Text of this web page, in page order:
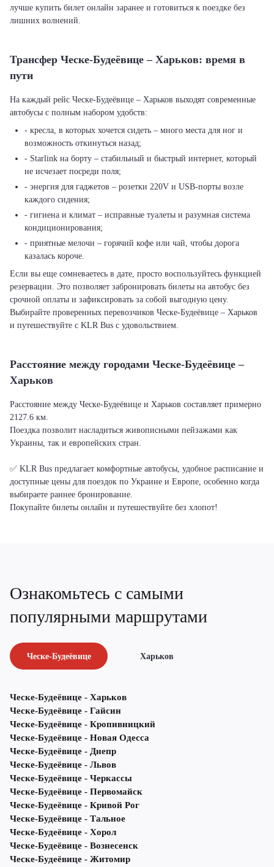
лучше купить билет онлайн заранее и готовиться к поездке без
лишних волнений.
Трансфер Ческе-Будеёвице – Харьков: время в
пути
На каждый рейс Ческе-Будеёвице – Харьков выходят современные
автобусы с полным набором удобств:
- кресла, в которых хочется сидеть – много места для ног и
возможность откинуться назад;
- Starlink на борту – стабильный и быстрый интернет, который
не исчезает посреди поля;
- энергия для гаджетов – розетки 220V и USB-порты возле
каждого сидения;
- гигиена и климат – исправные туалеты и разумная система
кондиционирования;
- приятные мелочи – горячий кофе или чай, чтобы дорога
казалась короче.
Если вы еще сомневаетесь в дате, просто воспользуйтесь функцией
резервации. Это позволяет забронировать билеты на автобус без
срочной оплаты и зафиксировать за собой выгодную цену.
Выбирайте проверенных перевозчиков Ческе-Будеёвице – Харьков
и путешествуйте с KLR Bus с удовольствием.
Расстояние между городами Ческе-Будеёвице –
Харьков
Расстояние между Ческе-Будеёвице и Харьков составляет примерно
2127.6 км.
Поездка позволит насладиться живописными пейзажами как
Украины, так и европейских стран.
✅ KLR Bus предлагает комфортные автобусы, удобное расписание и
доступные цены для поездок по Украине и Европе, особенно когда
выбираете раннее бронирование.
Покупайте билеты онлайн и путешествуйте без хлопот!
Ознакомьтесь с самыми
популярными маршрутами
Ческе-Будеёвице Харьков
Ческе-Будеёвице - Харьков
Ческе-Будеёвице - Гайсин
Ческе-Будеёвице - Кропивницкий
Ческе-Будеёвице - Новая Одесса
Ческе-Будеёвице - Днепр
Ческе-Будеёвице - Львов
Ческе-Будеёвице - Черкассы
Ческе-Будеёвице - Первомайск
Ческе-Будеёвице - Кривой Рог
Ческе-Будеёвице - Тальное
Ческе-Будеёвице - Хорол
Ческе-Будеёвице - Вознесенск
Ческе-Будеёвице - Житомир